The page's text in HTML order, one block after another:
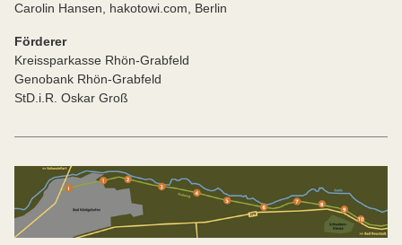
Carolin Hansen, hakotowi.com, Berlin
Förderer
Kreissparkasse Rhön-Grabfeld
Genobank Rhön-Grabfeld
StD.i.R. Oskar Groß